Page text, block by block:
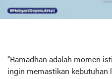
“Ramadhan adalah momen
ingin memastikan kebutuhan